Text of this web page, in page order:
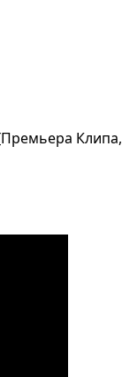
[Премьера Клипа,